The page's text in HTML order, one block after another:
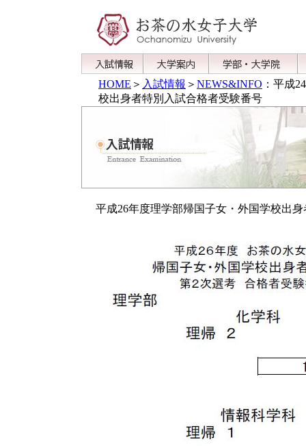
HOME ＞ 入試情報 ＞ NEWS&INFO ：平成
校出身者特別入試合格者受験番号
平成26年度理学部帰国子女・外国学校出